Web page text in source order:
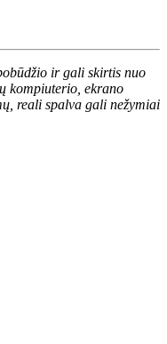
ir gali skirtis nuo
kompiuterio, ekrano
reali spalva gali nežymiai